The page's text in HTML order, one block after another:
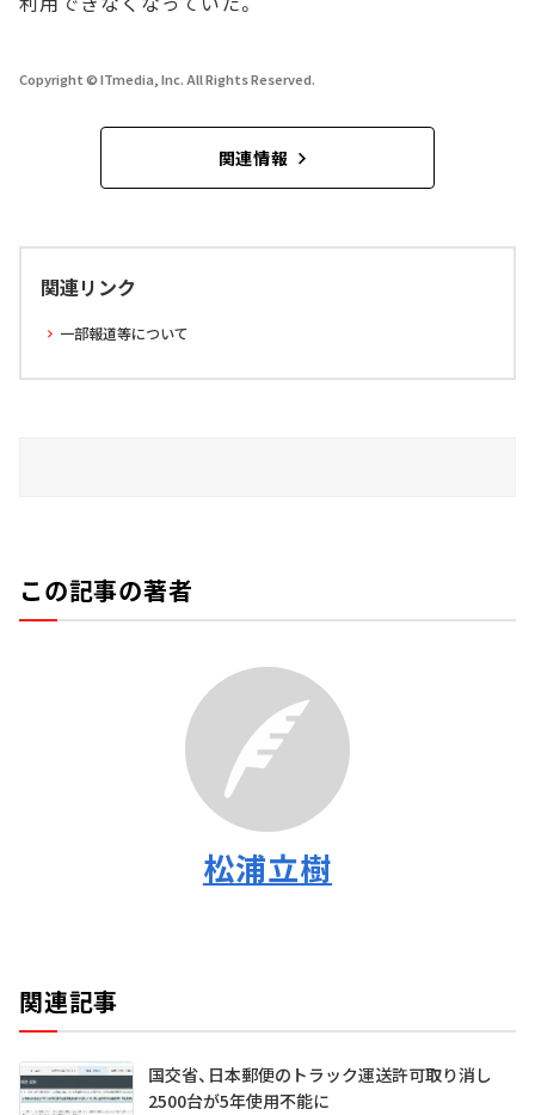
Copyright © ITmedia, Inc. All Rights Reserved.
関連情報
関連リンク
一部報道等について
この記事の著者
松浦立樹
関連記事
国交省、日本郵便のトラック運送許可取り消し
2500台が5年使用不能に